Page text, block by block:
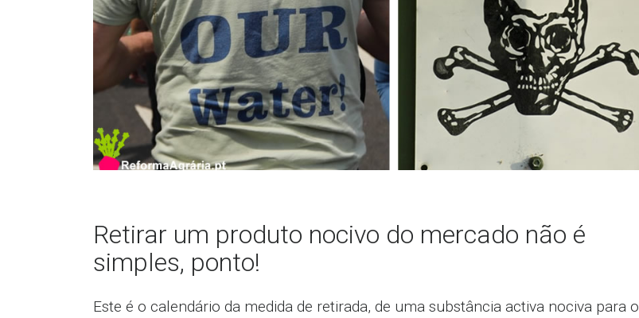
Retirar um produto nocivo do mercado não é
simples, ponto!
Este é o calendário da medida de retirada, de uma substância activa nociva para o